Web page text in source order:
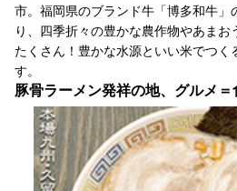
市。福岡県のブランド牛「博多和牛」
り、四季折々の豊かな農作物やあまお
たくさん！豊かな水源といい米でつく
す。
豚骨ラーメン発祥の地、グルメ＝